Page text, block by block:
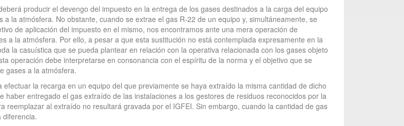
producir el devengo del impuesto en la entrega de los gases destinados a la carga del equipo
la atmósfera. No obstante, cuando se extrae el gas R-22 de un equipo y, simultáneamente, se
de aplicación del impuesto en el mismo, nos encontramos ante una mera operación de
a la atmósfera. Por ello, a pesar a que esta sustitución no está contemplada expresamente en la
la casuística que se pueda plantear en relación con la operativa relacionada con los gases objeto
operación debe interpretarse en consonancia con el espíritu de la norma y el objetivo que se
gases a la atmósfera.
la recarga en un equipo del que previamente se haya extraído la misma cantidad de dicho
entregado el gas extraído de las instalaciones a los gestores de residuos reconocidos por la
reemplazar al extraído no resultará gravada por el IGFEI. Sin embargo, cuando la cantidad de gas
diferencia.